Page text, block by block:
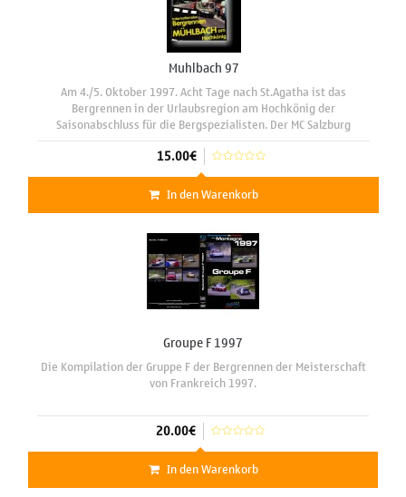
Muhlbach 97
Am 4./5. Oktober 1997. Acht Tage nach St.Agatha ist das
Bergrennen in der Urlaubsregion am Hochkönig der
Saisonabschluss für die Bergspezialisten. Der MC Salzburg
erntete bei seiner Premierenveranstaltung grosses Lob von
allen Seiten. Das tolle
15.00€
In den Warenkorb
Groupe F 1997
Die Kompilation der Gruppe F der Bergrennen der Meisterschaft
von Frankreich 1997.
20.00€
In den Warenkorb